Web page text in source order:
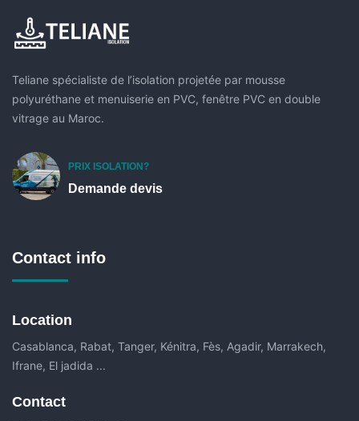
Teliane spécialiste de l’isolation projetée par mousse
polyuréthane et menuiserie en PVC, fenêtre PVC en double
vitrage au Maroc.
PRIX ISOLATION?
Demande devis
Contact info
Location
Casablanca, Rabat, Tanger, Kénitra, Fès, Agadir, Marrakech,
Ifrane, El jadida ...
Contact